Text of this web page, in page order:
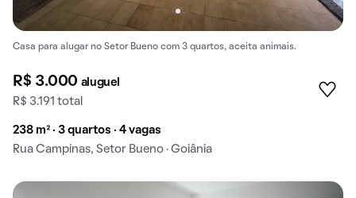
Casa para alugar no Setor Bueno com 3 quartos, aceita animais.
R$ 3.000 aluguel
R$ 3.191 total
238 m² · 3 quartos · 4 vagas
Rua Campinas, Setor Bueno · Goiânia